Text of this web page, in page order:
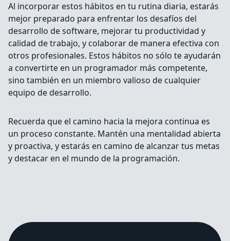
Al incorporar estos hábitos en tu rutina diaria, estarás
mejor preparado para enfrentar los desafíos del
desarrollo de software, mejorar tu productividad y
calidad de trabajo, y colaborar de manera efectiva con
otros profesionales. Estos hábitos no sólo te ayudarán
a convertirte en un programador más competente,
sino también en un miembro valioso de cualquier
equipo de desarrollo.
Recuerda que el camino hacia la mejora continua es
un proceso constante. Mantén una mentalidad abierta
y proactiva, y estarás en camino de alcanzar tus metas
y destacar en el mundo de la programación.